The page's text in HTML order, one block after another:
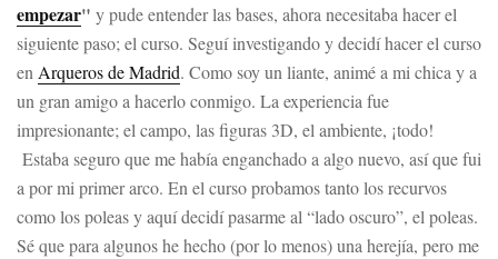
empezar" y pude entender las bases, ahora necesitaba hacer el
siguiente paso; el curso. Seguí investigando y decidí hacer el curso
en Arqueros de Madrid. Como soy un liante, animé a mi chica y a
un gran amigo a hacerlo conmigo. La experiencia fue
impresionante; el campo, las figuras 3D, el ambiente, ¡todo!
Estaba seguro que me había enganchado a algo nuevo, así que fui
a por mi primer arco. En el curso probamos tanto los recurvos
como los poleas y aquí decidí pasarme al “lado oscuro”, el poleas.
Sé que para algunos he hecho (por lo menos) una herejía, pero me